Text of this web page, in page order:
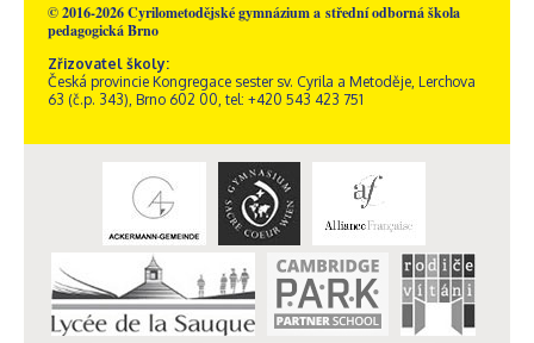
© 2016-2026 Cyrilometodějské gymnázium a střední odborná škola
pedagogická Brno
Zřizovatel školy:
Česká provincie Kongregace sester sv. Cyrila a Metoděje, Lerchova
63 (č.p. 343), Brno 602 00, tel: +420 543 423 751